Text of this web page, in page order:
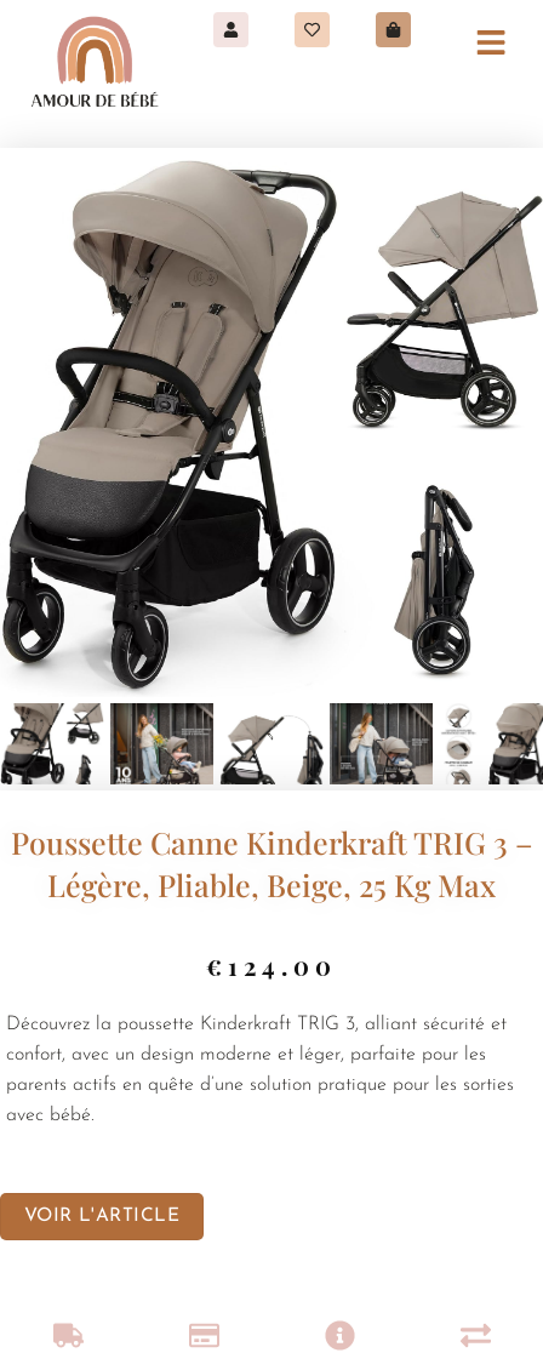
Poussette Canne Kinderkraft TRIG 3 –
Légère, Pliable, Beige, 25 Kg Max
€ 124.00
Découvrez la poussette Kinderkraft TRIG 3, alliant sécurité et
confort, avec un design moderne et léger, parfaite pour les
parents actifs en quête d’une solution pratique pour les sorties
avec bébé.
VOIR L'ARTICLE